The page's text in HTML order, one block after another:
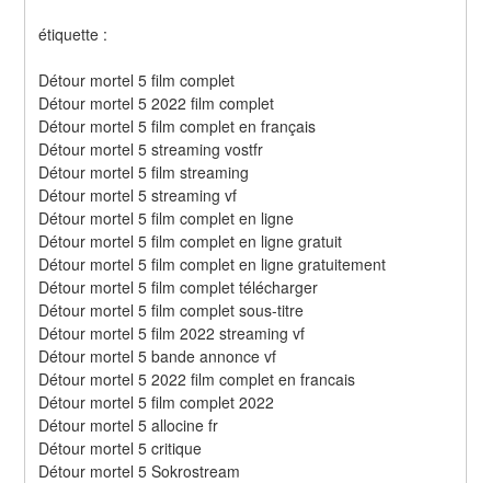
étiquette :
Détour mortel 5 film complet
Détour mortel 5 2022 film complet
Détour mortel 5 film complet en français
Détour mortel 5 streaming vostfr
Détour mortel 5 film streaming
Détour mortel 5 streaming vf
Détour mortel 5 film complet en ligne
Détour mortel 5 film complet en ligne gratuit
Détour mortel 5 film complet en ligne gratuitement
Détour mortel 5 film complet télécharger
Détour mortel 5 film complet sous-titre
Détour mortel 5 film 2022 streaming vf
Détour mortel 5 bande annonce vf
Détour mortel 5 2022 film complet en francais
Détour mortel 5 film complet 2022
Détour mortel 5 allocine fr
Détour mortel 5 critique
Détour mortel 5 Sokrostream